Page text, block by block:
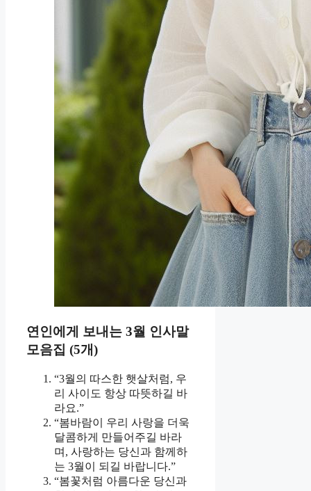
연인에게 보내는 3월 인사말
모음집 (5개)
“3월의 따스한 햇살처럼, 우
리 사이도 항상 따뜻하길 바
라요.”
“봄바람이 우리 사랑을 더욱
달콤하게 만들어주길 바라
며, 사랑하는 당신과 함께하
는 3월이 되길 바랍니다.”
“봄꽃처럼 아름다운 당신과